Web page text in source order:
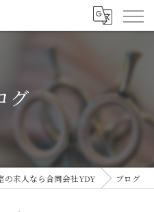
グ
の求人なら合同会社YDY ブログ